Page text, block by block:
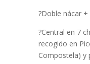
?Doble nácar +
?Central en 7
recogido en
Compostela) y